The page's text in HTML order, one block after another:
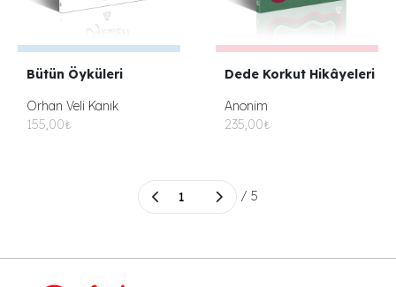
Bütün Öyküleri
Orhan Veli Kanık
155,00₺
Dede Korkut Hikâyeleri
Anonim
235,00₺
/ 5